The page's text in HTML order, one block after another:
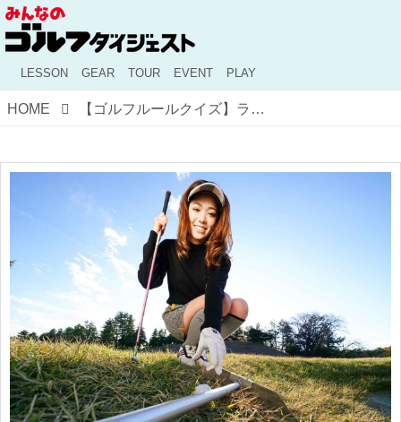
LESSON GEAR TOUR EVENT PLAY
HOME 【ゴルフルールクイズ】ラッキー♪ バンカーレーキで止まったボール。拾い上げたらどうなる!?